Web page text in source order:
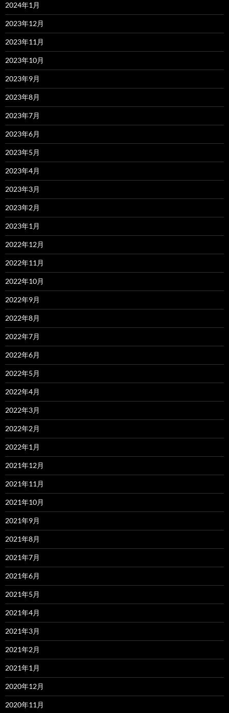
2024年1月
2023年12月
2023年11月
2023年10月
2023年9月
2023年8月
2023年7月
2023年6月
2023年5月
2023年4月
2023年3月
2023年2月
2023年1月
2022年12月
2022年11月
2022年10月
2022年9月
2022年8月
2022年7月
2022年6月
2022年5月
2022年4月
2022年3月
2022年2月
2022年1月
2021年12月
2021年11月
2021年10月
2021年9月
2021年8月
2021年7月
2021年6月
2021年5月
2021年4月
2021年3月
2021年2月
2021年1月
2020年12月
2020年11月